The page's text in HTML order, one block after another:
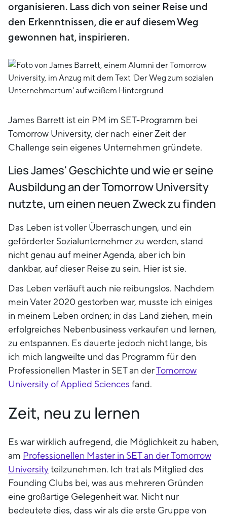
organisieren. Lass dich von seiner Reise und
den Erkenntnissen, die er auf diesem Weg
gewonnen hat, inspirieren.
James Barrett ist ein PM im SET-Programm bei
Tomorrow University, der nach einer Zeit der
Challenge sein eigenes Unternehmen gründete.
Lies James' Geschichte und wie er seine
Ausbildung an der Tomorrow University
nutzte, um einen neuen Zweck zu finden
Das Leben ist voller Überraschungen, und ein
geförderter Sozialunternehmer zu werden, stand
nicht genau auf meiner Agenda, aber ich bin
dankbar, auf dieser Reise zu sein. Hier ist sie.
Das Leben verläuft auch nie reibungslos. Nachdem
mein Vater 2020 gestorben war, musste ich einiges
in meinem Leben ordnen; in das Land ziehen, mein
erfolgreiches Nebenbusiness verkaufen und lernen,
zu entspannen. Es dauerte jedoch nicht lange, bis
ich mich langweilte und das Programm für den
Professionellen Master in SET an derTomorrow
University of Applied Sciences fand.
Zeit, neu zu lernen
Es war wirklich aufregend, die Möglichkeit zu haben,
am Professionellen Master in SET an der Tomorrow
Universityteilzunehmen. Ich trat als Mitglied des
Founding Clubs bei, was aus mehreren Gründen
eine großartige Gelegenheit war. Nicht nur
bedeutete dies, dass wir als die erste Gruppe von